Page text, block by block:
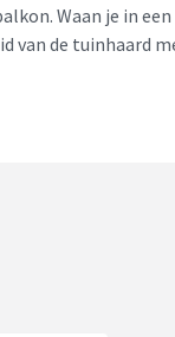
Waan je in
de tuinhaard